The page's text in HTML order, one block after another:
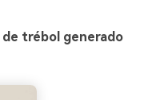
de trébol generado